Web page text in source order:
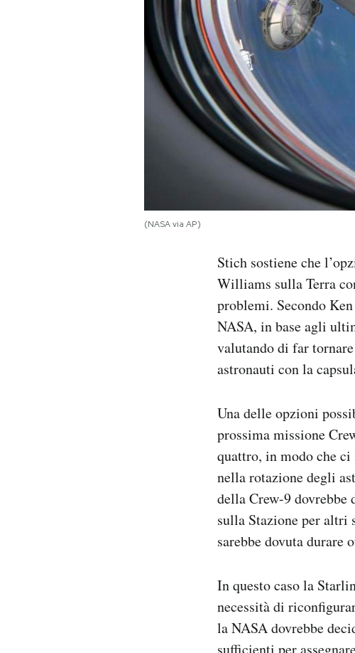
(NASA via AP)
Stich sostiene che
Williams sulla Terra
problemi. Secondo
NASA, in base agli
valutando di far
astronauti con la
Una delle opzioni
prossima missione
quattro, in modo che
nella rotazione degli
della Crew-9
sulla Stazione per altri
sarebbe dovuta durare
In questo caso la
necessità di
la NASA dovrebbe